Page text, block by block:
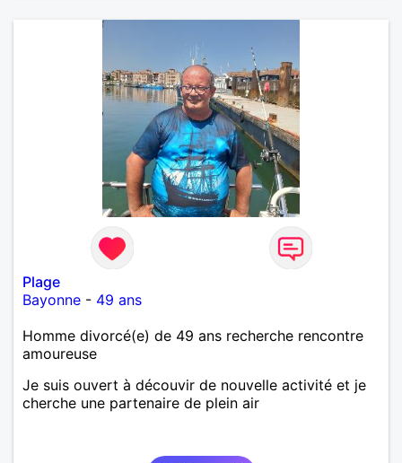
Plage
Bayonne - 49 ans
Homme divorcé(e) de 49 ans recherche rencontre
amoureuse
Je suis ouvert à découvir de nouvelle activité et je
cherche une partenaire de plein air